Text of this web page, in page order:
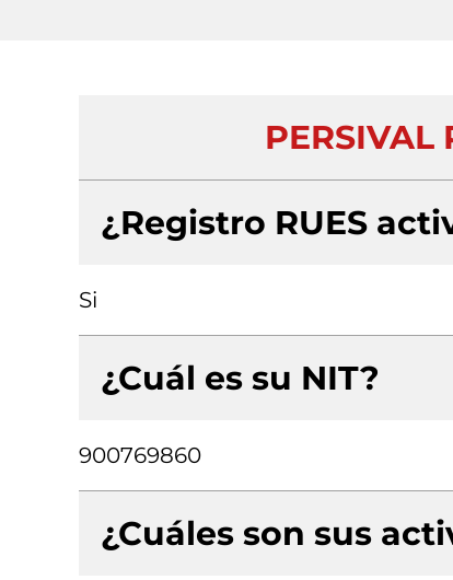
PERSIVAL
¿Registro RUES
Si
¿Cuál es su NIT?
900769860
¿Cuáles son sus